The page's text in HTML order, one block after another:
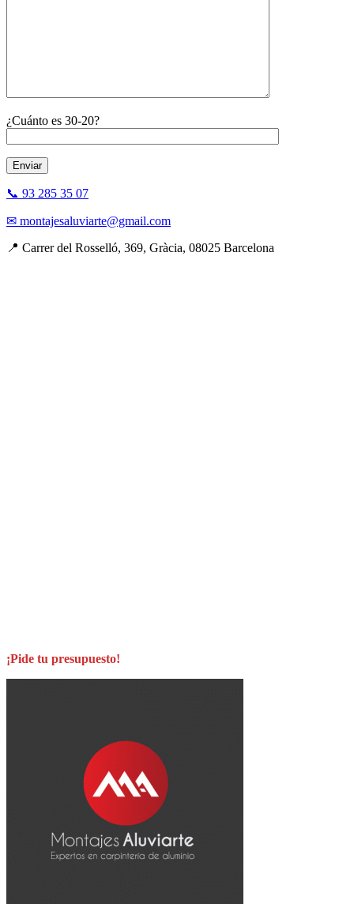
¿Cuánto es 30-20?
📞 93 285 35 07
✉ montajesaluviarte@gmail.com
📍 Carrer del Rosselló, 369, Gràcia, 08025 Barcelona
¡Pide tu presupuesto!